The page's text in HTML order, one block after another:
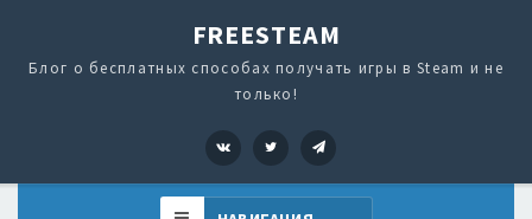
FREESTEAM
Блог о бесплатных способах получать игры в Steam и не
только!
VK Twitter